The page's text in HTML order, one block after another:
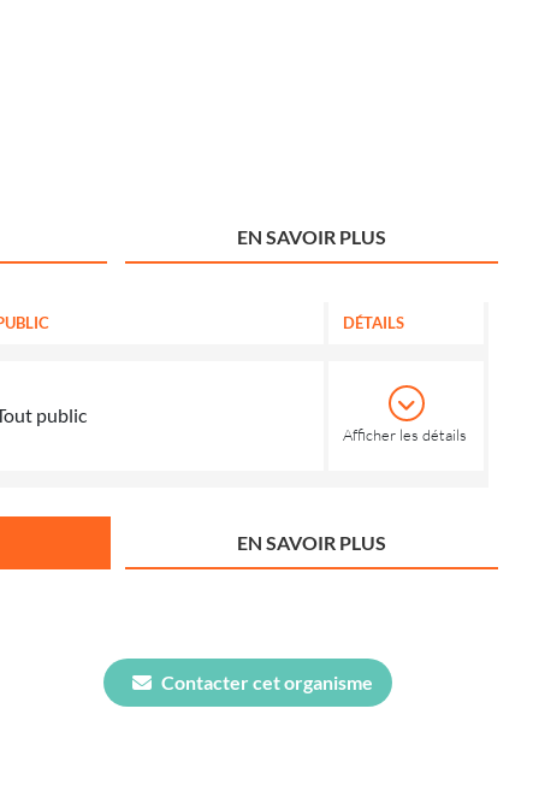
EN SAVOIR PLUS
DÉTAILS
public
Afficher les détails
EN SAVOIR PLUS
Contacter cet organisme